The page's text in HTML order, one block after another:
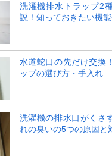
洗濯機排水トラップ2
説！知っておきたい機
水道蛇口の先だけ交換
ップの選び方・手入れ
洗濯機の排水口がくさ
れの臭いの5つの原因と